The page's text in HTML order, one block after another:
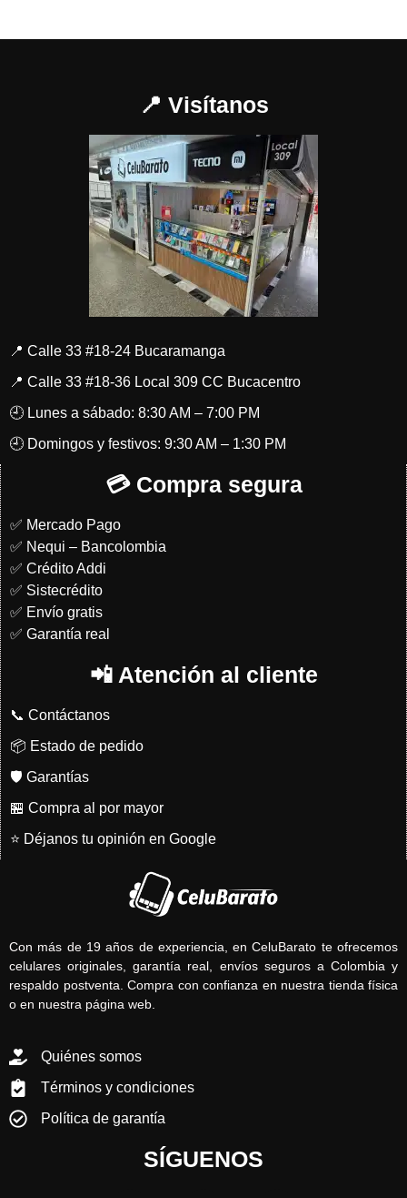
📍 Visítanos
📍 Calle 33 #18-24 Bucaramanga
📍 Calle 33 #18-36 Local 309 CC Bucacentro
🕘 Lunes a sábado: 8:30 AM – 7:00 PM
🕘 Domingos y festivos: 9:30 AM – 1:30 PM
💳 Compra segura
✅ Mercado Pago
✅ Nequi – Bancolombia
✅ Crédito Addi
✅ Sistecrédito
✅ Envío gratis
✅ Garantía real
📲 Atención al cliente
📞 Contáctanos
📦 Estado de pedido
🛡️ Garantías
🏪 Compra al por mayor
⭐ Déjanos tu opinión en Google
Con más de 19 años de experiencia, en CeluBarato te ofrecemos
celulares originales, garantía real, envíos seguros a Colombia y
respaldo postventa. Compra con confianza en nuestra tienda física
o en nuestra página web.
Quiénes somos
Términos y condiciones
Política de garantía
SÍGUENOS